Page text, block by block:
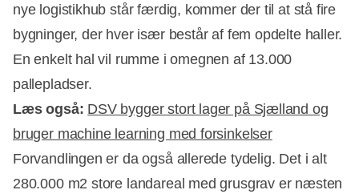
nye logistikhub står færdig, kommer der til at stå fire
bygninger, der hver især består af fem opdelte haller.
En enkelt hal vil rumme i omegnen af 13.000
pallepladser.
Læs også: DSV bygger stort lager på Sjælland og
bruger machine learning med forsinkelser
Forvandlingen er da også allerede tydelig. Det i alt
280.000 m2 store landareal med grusgrav er næsten